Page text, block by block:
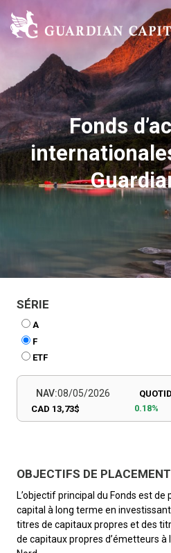
Fonds
SÉRIE
A
F
ETF
NAV:08/05/2026
CAD 13,73$
0.18%
OBJECTIFS DE PLACEMENT
L’objectif principal du Fonds est
capital à long terme en
titres de capitaux propres et des
de capitaux propres d’émetteurs à